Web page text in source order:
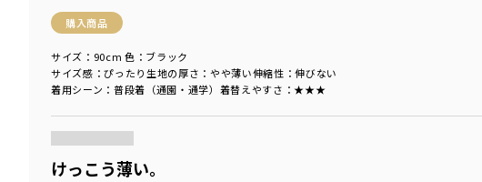
購入商品
サイズ感 ：ぴったり 生地の厚さ ：やや薄い伸縮性 ：伸びない
着用シーン ：普段着（通園・通学） 着替えやすさ ：★★★
サイズ：90cm 色：ブラック
けっこう薄い。